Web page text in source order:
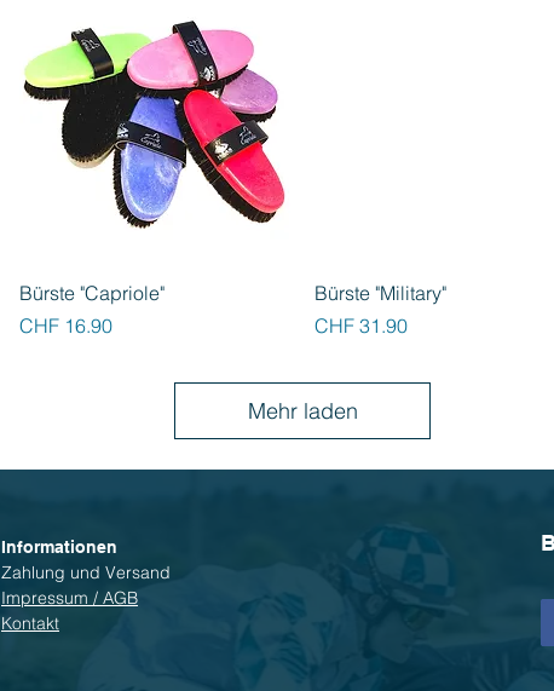
Schnellansicht
Bürste "Capriole"
Preis
CHF 16.90
Schnellansicht
Bürste "Military"
Preis
CHF 31.90
Mehr laden
Informationen
Zahlung und Versand
Impressum / AGB
Kontakt